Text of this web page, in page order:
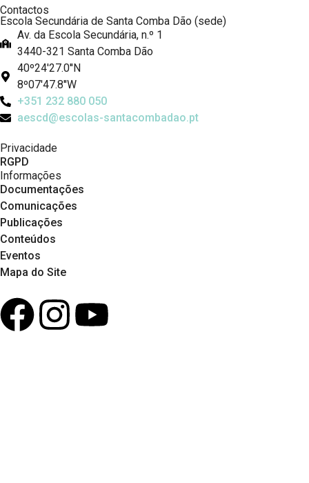
Contactos
Escola Secundária de Santa Comba Dão (sede)
Av. da Escola Secundária, n.º 1
3440-321 Santa Comba Dão
40º24'27.0''N
8º07'47.8''W
+351 232 880 050
aescd@escolas-santacombadao.pt
Privacidade
RGPD
Informações
Documentações
Comunicações
Publicações
Conteúdos
Eventos
Mapa do Site